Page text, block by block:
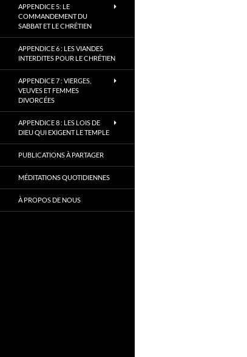
APPENDICE 5: LE
COMMANDEMENT DU
SABBAT ET LE CHRÉTIEN
APPENDICE 6 : LES VIANDES
INTERDITES POUR LE CHRÉTIEN
APPENDICE 7 : VIERGES,
VEUVES ET FEMMES
DIVORCÉES
APPENDICE 8 : LES LOIS DE
DIEU QUI EXIGENT LE TEMPLE
PUBLICATIONS À PARTAGER
MÉDITATIONS QUOTIDIENNES
À PROPOS DE NOUS